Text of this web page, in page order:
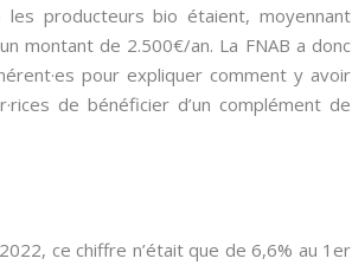
producteurs bio étaient, moyennant
montant de 2.500€/an. La FNAB a donc
pour expliquer comment y avoir
de bénéficier d’un complément de
ce chiffre n’était que de 6,6% au 1er